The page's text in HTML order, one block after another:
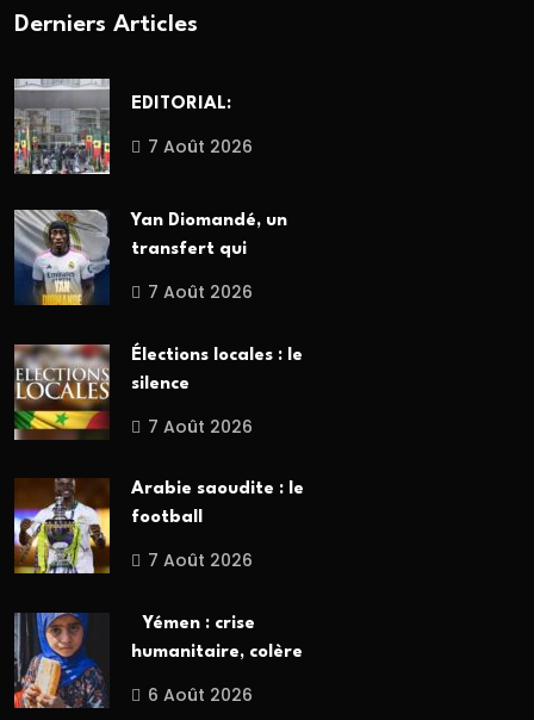
Derniers Articles
EDITORIAL:
7 Août 2026
Yan Diomandé, un
transfert qui
7 Août 2026
Élections locales : le
silence
7 Août 2026
Arabie saoudite : le
football
7 Août 2026
Yémen : crise
humanitaire, colère
6 Août 2026